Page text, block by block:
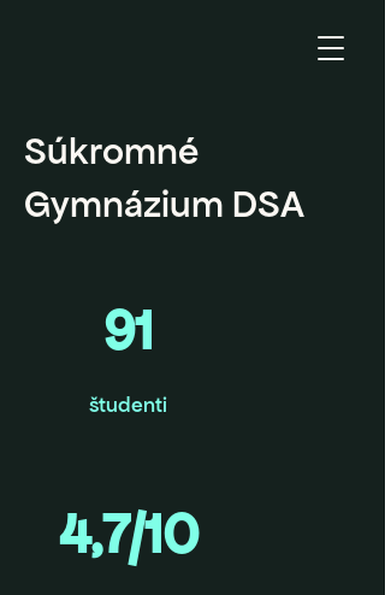
Súkromné
Gymnázium DSA
91
študenti
4,7/10